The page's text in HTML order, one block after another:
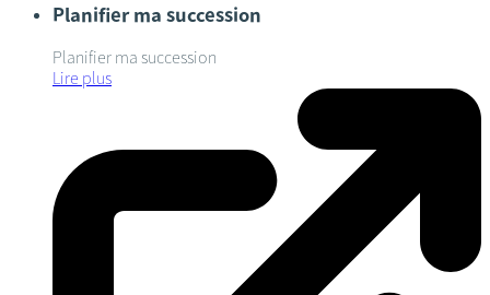
Planifier ma succession
Planifier ma succession
Lire plus